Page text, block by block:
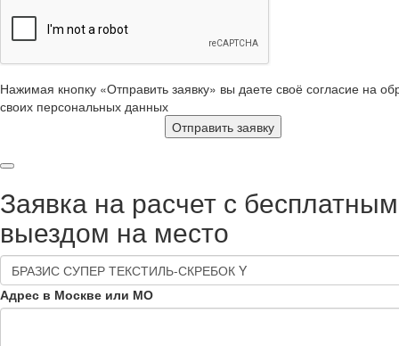
Нажимая кнопку «Отправить заявку» вы даете своё согласие на
своих персональных данных
Отправить заявку
Заявка на расчет с бесплатным
выездом на место
Адрес в Москве или МО